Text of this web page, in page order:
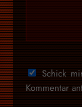
Schick
Kommentar